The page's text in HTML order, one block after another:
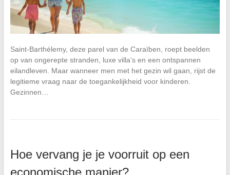
Saint-Barthélemy, deze parel van de Caraïben, roept beelden
op van ongerepte stranden, luxe villa’s en een ontspannen
eilandleven. Maar wanneer men met het gezin wil gaan, rijst de
legitieme vraag naar de toegankelijkheid voor kinderen.
Gezinnen…
Hoe vervang je je voorruit op een
economische manier?